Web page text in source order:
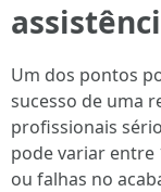
Um dos pontos
sucesso de uma
profissionais
pode variar entre
ou falhas no